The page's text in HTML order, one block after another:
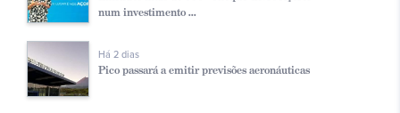
num investimento ...
Há 2 dias
Pico passará a emitir previsões aeronáuticas